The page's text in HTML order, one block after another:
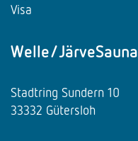
Visa
Welle/JärveSauna
Stadtring Sundern 10
33332 Gütersloh